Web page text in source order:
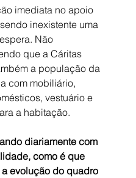
imediata no apoio
inexistente uma
Não
que a Cáritas
a população da
com mobiliário,
vestuário e
a habitação.
diariamente com
como é que
evolução do quadro